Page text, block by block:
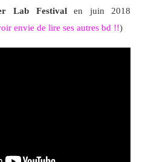
Lab Festivalen juin 2018
envie de lire ses autres bd !!)